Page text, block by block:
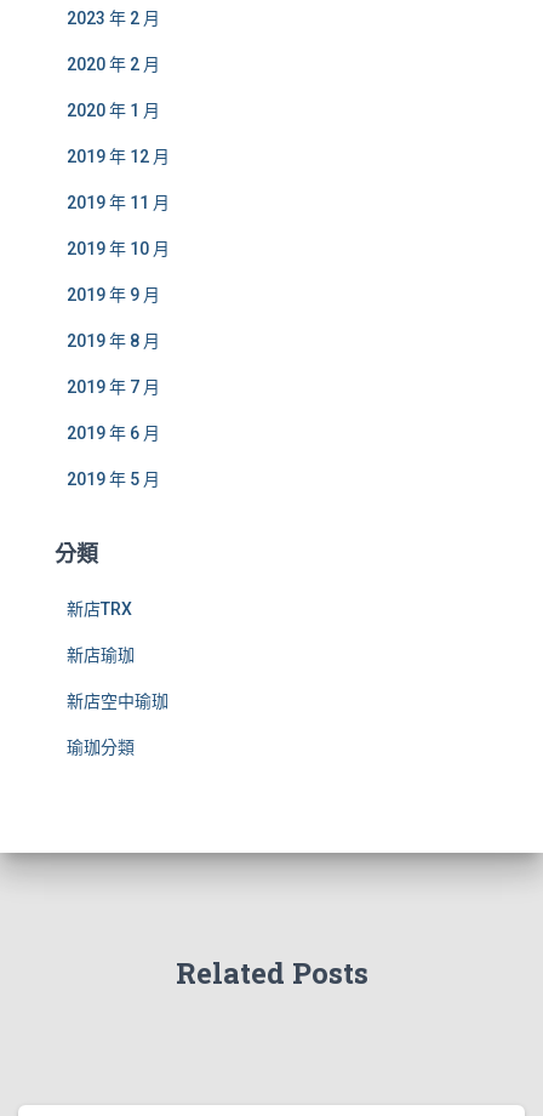
2023 年 2 月
2020 年 2 月
2020 年 1 月
2019 年 12 月
2019 年 11 月
2019 年 10 月
2019 年 9 月
2019 年 8 月
2019 年 7 月
2019 年 6 月
2019 年 5 月
分類
新店TRX
新店瑜珈
新店空中瑜珈
瑜珈分類
Related Posts